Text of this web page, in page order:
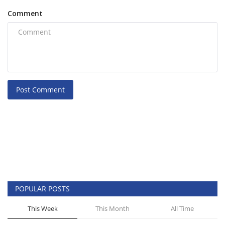
Comment
Post Comment
POPULAR POSTS
This Week This Month All Time